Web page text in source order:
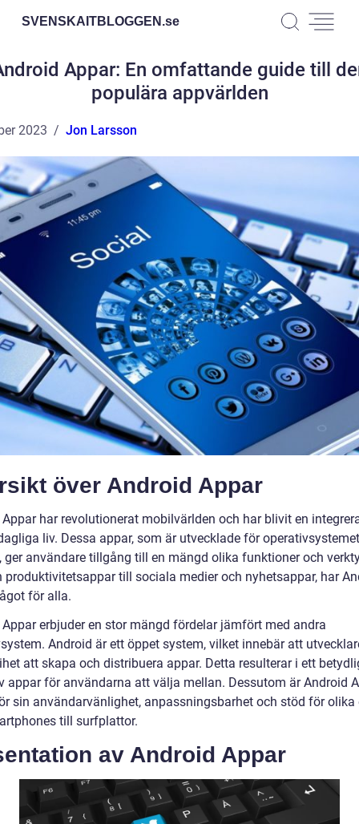
SVENSKAITBLOGGEN.se
Appar: En omfattande guide till
populära appvärlden
2023 Jon Larsson
över Android Appar
har revolutionerat mobilvärlden och har blivit en
liv. Dessa appar, som är utvecklade för operativsystemet
ger användare tillgång till en mängd olika funktioner och
produktivitetsappar till sociala medier och nyhetsappar, har
för alla.
erbjuder en stor mängd fördelar jämfört med andra
Android är ett öppet system, vilket innebär att
att skapa och distribuera appar. Detta resulterar i ett
appar för användarna att välja mellan. Dessutom är Android
sin användarvänlighet, anpassningsbarhet och stöd för olika
till surfplattor.
av Android Appar